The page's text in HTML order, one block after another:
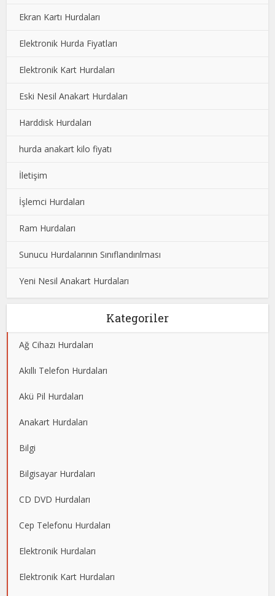
Ekran Kartı Hurdaları
Elektronik Hurda Fiyatları
Elektronik Kart Hurdaları
Eski Nesil Anakart Hurdaları
Harddisk Hurdaları
hurda anakart kilo fiyatı
İletişim
İşlemci Hurdaları
Ram Hurdaları
Sunucu Hurdalarının Sınıflandırılması
Yeni Nesil Anakart Hurdaları
Kategoriler
Ağ Cihazı Hurdaları
Akıllı Telefon Hurdaları
Akü Pil Hurdaları
Anakart Hurdaları
Bilgi
Bilgisayar Hurdaları
CD DVD Hurdaları
Cep Telefonu Hurdaları
Elektronik Hurdaları
Elektronik Kart Hurdaları